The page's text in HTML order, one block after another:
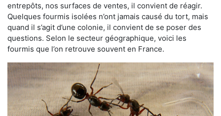
entrepôts, nos surfaces de ventes, il convient de réagir.
Quelques fourmis isolées n’ont jamais causé du tort, mais
quand il s’agit d’une colonie, il convient de se poser des
questions. Selon le secteur géographique, voici les
fourmis que l’on retrouve souvent en France.